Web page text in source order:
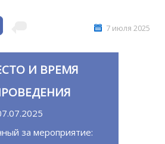
7 июля 2025
И ВРЕМЯ
за мероприятие: